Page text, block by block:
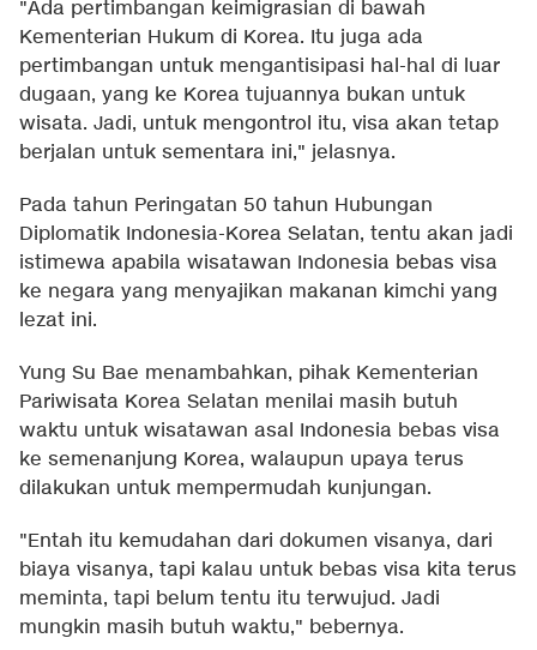
"Ada pertimbangan keimigrasian di bawah
Kementerian Hukum di Korea. Itu juga ada
pertimbangan untuk mengantisipasi hal-hal di luar
dugaan, yang ke Korea tujuannya bukan untuk
wisata. Jadi, untuk mengontrol itu, visa akan tetap
berjalan untuk sementara ini," jelasnya.
Pada tahun Peringatan 50 tahun Hubungan
Diplomatik Indonesia-Korea Selatan, tentu akan jadi
istimewa apabila wisatawan Indonesia bebas visa
ke negara yang menyajikan makanan kimchi yang
lezat ini.
Yung Su Bae menambahkan, pihak Kementerian
Pariwisata Korea Selatan menilai masih butuh
waktu untuk wisatawan asal Indonesia bebas visa
ke semenanjung Korea, walaupun upaya terus
dilakukan untuk mempermudah kunjungan.
"Entah itu kemudahan dari dokumen visanya, dari
biaya visanya, tapi kalau untuk bebas visa kita terus
meminta, tapi belum tentu itu terwujud. Jadi
mungkin masih butuh waktu," bebernya.